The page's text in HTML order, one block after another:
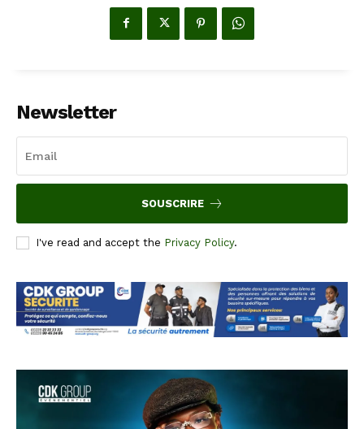
Newsletter
SOUSCRIRE
I've read and accept the Privacy Policy.